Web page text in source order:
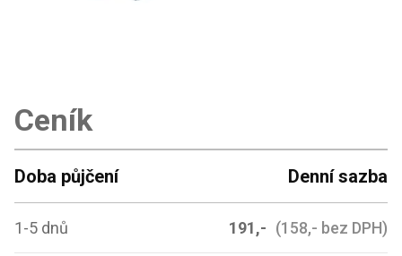
Ceník
Doba půjčení Denní sazba
1-5 dnů 191,- (158,- bez DPH)